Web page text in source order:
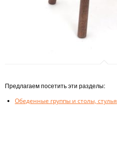
Предлагаем посетить эти разделы:
Обеденные группы и столы, стулья